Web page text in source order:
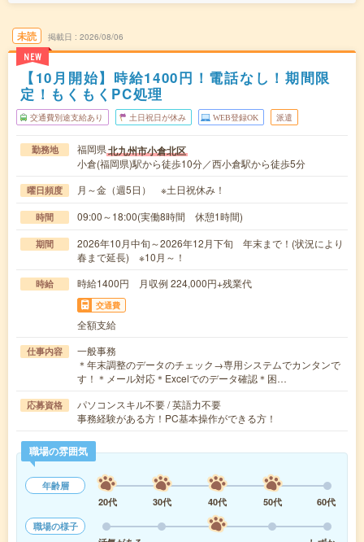
未読
NEW
掲載日 2026/08/06
【10月開始】時給1400円！電話なし！期間限
定！もくもくPC処理
交通費別途支給あり 土日祝日が休み WEB登録OK 派遣
勤務地 福岡県北九州市小倉北区
小倉(福岡県)駅から徒歩10分／西小倉駅から徒歩5分
曜日頻度 月～金（週5日） ※土日祝休み！
時間 09:00～18:00(実働8時間 休憩1時間)
期間
2026年10月中旬～2026年12月下旬 年末まで！(状況により
春まで延長) ※10月～！
時給 時給1400円 月収例 224,000円+残業代
交通費
全額支給
仕事内容
一般事務
＊年末調整のデータのチェック→専用システムでカンタンで
す！＊メール対応＊Excelでのデータ確認＊困…
応募資格
パソコンスキル不要 / 英語力不要
事務経験がある方！PC基本操作ができる方！
職場の雰囲気
年齢層
20代
30代 40代 50代
60代
職場の様子